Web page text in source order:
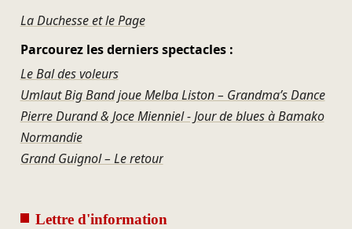
La Duchesse et le Page
Parcourez les derniers spectacles :
Le Bal des voleurs
Umlaut Big Band joue Melba Liston – Grandma’s Dance
Pierre Durand & Joce Mienniel - Jour de blues à Bamako
Normandie
Grand Guignol – Le retour
Lettre d'information